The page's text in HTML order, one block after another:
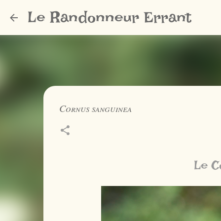
Le Randonneur Errant
Cornus sanguinea
Le